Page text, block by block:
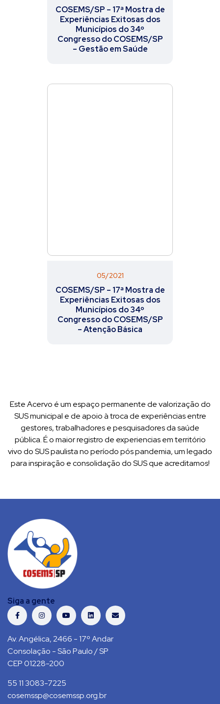
COSEMS/SP – 17ª Mostra de
Experiências Exitosas dos
Municípios do 34º
Congresso do COSEMS/SP
– Gestão em Saúde
05/2021
COSEMS/SP – 17ª Mostra de
Experiências Exitosas dos
Municípios do 34º
Congresso do COSEMS/SP
– Atenção Básica
Este Acervo é um espaço permanente de valorização do
SUS municipal e de apoio à troca de experiências entre
gestores, trabalhadores e pesquisadores da saúde
pública. É o maior registro de experiencias em território
vivo do SUS paulista no período pós pandemia, um legado
para inspiração e consolidação do SUS que acreditamos!
Siga a gente
Av. Angélica, 2466 - 17º Andar
Consolação - São Paulo / SP
CEP 01228-200
55 11 3083-7225
cosemssp@cosemssp.org.br